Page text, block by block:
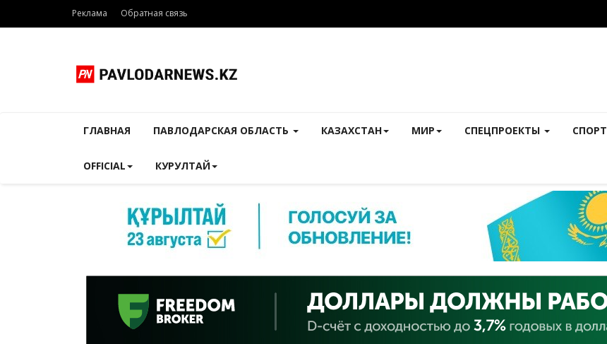
Реклама Обратная связь
ГЛАВНАЯ ПАВЛОДАРСКАЯ ОБЛАСТЬ КАЗАХСТАН МИР СПЕЦПРОЕКТЫ СПОРТ
OFFICIAL КУРУЛТАЙ